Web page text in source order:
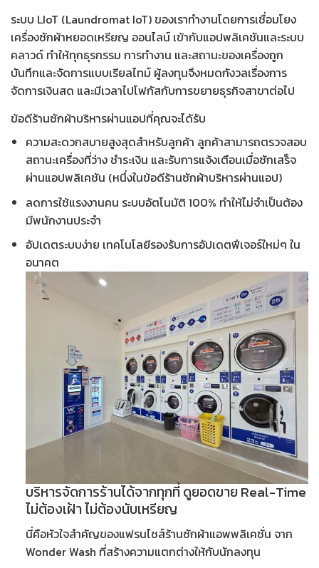
ระบบ LIoT (Laundromat IoT) ของเราทำงานโดยการเชื่อมโยง
เครื่องซักผ้าหยอดเหรียญ ออนไลน์ เข้ากับแอปพลิเคชันและระบบ
คลาวด์ ทำให้ทุกธุรกรรม การทำงาน และสถานะของเครื่องถูก
บันทึกและจัดการแบบเรียลไทม์ ผู้ลงทุนจึงหมดกังวลเรื่องการ
จัดการเงินสด และมีเวลาไปโฟกัสกับการขยายธุรกิจสาขาต่อไป
ข้อดีร้านซักผ้าบริหารผ่านแอปที่คุณจะได้รับ
ความสะดวกสบายสูงสุดสำหรับลูกค้า ลูกค้าสามารถตรวจสอบ
สถานะเครื่องที่ว่าง ชำระเงิน และรับการแจ้งเตือนเมื่อซักเสร็จ
ผ่านแอปพลิเคชัน (หนึ่งในข้อดีร้านซักผ้าบริหารผ่านแอป)
ลดการใช้แรงงานคน ระบบอัตโนมัติ 100% ทำให้ไม่จำเป็นต้อง
มีพนักงานประจำ
อัปเดตระบบง่าย เทคโนโลยีรองรับการอัปเดตฟีเจอร์ใหม่ๆ ใน
อนาคต
บริหารจัดการร้านได้จากทุกที่ ดูยอดขาย Real-Time
ไม่ต้องเฝ้า ไม่ต้องนับเหรียญ
นี่คือหัวใจสำคัญของแฟรนไชส์ร้านซักผ้าแอพพลิเคชั่น จาก
Wonder Wash ที่สร้างความแตกต่างให้กับนักลงทุน